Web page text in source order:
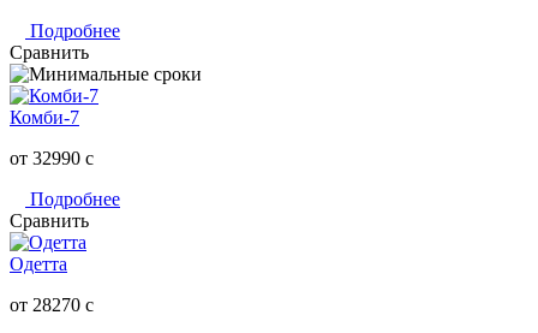
Подробнее
Сравнить
Комби-7
от 32990 c
Подробнее
Сравнить
Одетта
от 28270 c